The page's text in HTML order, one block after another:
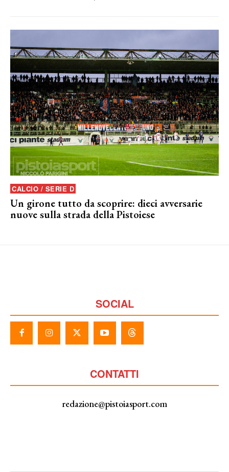
CALCIO / SERIE D
Un girone tutto da scoprire: dieci avversarie
nuove sulla strada della Pistoiese
SOCIAL
CONTATTI
redazione@pistoiasport.com